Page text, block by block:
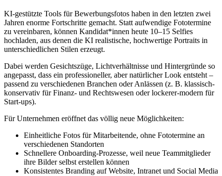
KI-gestützte Tools für Bewerbungsfotos haben in den letzten zwei
Jahren enorme Fortschritte gemacht. Statt aufwendige Fototermine
zu vereinbaren, können Kandidat*innen heute 10–15 Selfies
hochladen, aus denen die KI realistische, hochwertige Portraits in
unterschiedlichen Stilen erzeugt.
Dabei werden Gesichtszüge, Lichtverhältnisse und Hintergründe so
angepasst, dass ein professioneller, aber natürlicher Look entsteht –
passend zu verschiedenen Branchen oder Anlässen (z. B. klassisch-
konservativ für Finanz- und Rechtswesen oder lockerer-modern für
Start-ups).
Für Unternehmen eröffnet das völlig neue Möglichkeiten:
Einheitliche Fotos für Mitarbeitende, ohne Fototermine an
verschiedenen Standorten
Schnellere Onboarding-Prozesse, weil neue Teammitglieder
ihre Bilder selbst erstellen können
Konsistentes Branding auf Website, Intranet und Social Media